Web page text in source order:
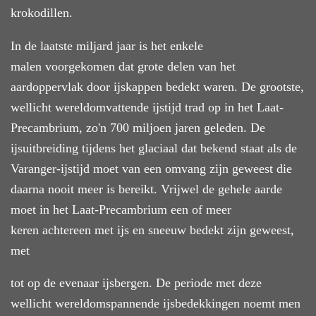
krokodillen.
In de laatste miljard jaar is het enkele
malen voorgekomen dat grote delen van het
aardoppervlak door ijskappen bedekt waren. De grootste,
wellicht wereldomvattende ijstijd trad op in het Laat-
Precambrium, zo'n 700 miljoen jaren geleden. De
ijsuitbreiding tijdens het glaciaal dat bekend staat als de
Varanger-ijstijd moet van een omvang zijn geweest die
daarna nooit meer is bereikt. Vrijwel de gehele aarde
moet in het Laat-Precambrium een of meer
keren achtereen met ijs en sneeuw bedekt zijn geweest,
met
tot op de evenaar ijsbergen. De periode met deze
wellicht wereldomspannende ijsbedekkingen noemt men